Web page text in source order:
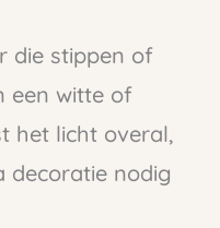
die stippen of
een witte of
het licht overal,
decoratie nodig